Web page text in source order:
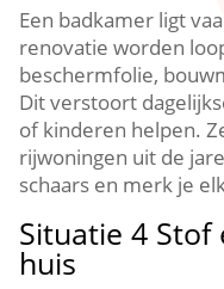
Een badkamer ligt
renovatie worden
beschermfolie,
Dit verstoort
of kinderen helpen.​
rijwoningen uit de
schaars en merk je
Situatie 4
huis